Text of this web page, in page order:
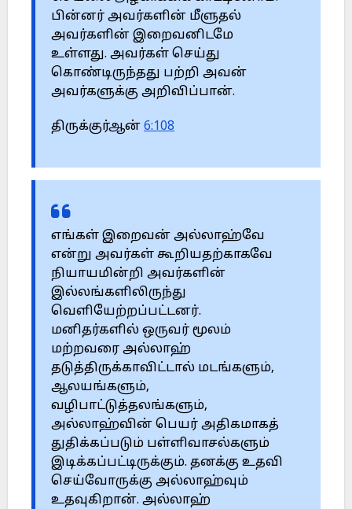
பின்னர் அவர்களின் மீளுதல்
அவர்களின் இறைவனிடமே
உள்ளது. அவர்கள் செய்து
கொண்டிருந்தது பற்றி அவன்
அவர்களுக்கு அறிவிப்பான்.
திருக்குர்ஆன் 6:108
எங்கள் இறைவன் அல்லாஹ்வே
என்று அவர்கள் கூறியதற்காகவே
நியாயமின்றி அவர்களின்
இல்லங்களிலிருந்து
வெளியேற்றப்பட்டனர்.
மனிதர்களில் ஒருவர் மூலம்
மற்றவரை அல்லாஹ்
தடுத்திருக்காவிட்டால் மடங்களும்,
ஆலயங்களும்,
வழிபாட்டுத்தலங்களும்,
அல்லாஹ்வின் பெயர் அதிகமாகத்
துதிக்கப்படும் பள்ளிவாசல்களும்
இடிக்கப்பட்டிருக்கும். தனக்கு உதவி
செய்வோருக்கு அல்லாஹ்வும்
உதவுகிறான். அல்லாஹ்